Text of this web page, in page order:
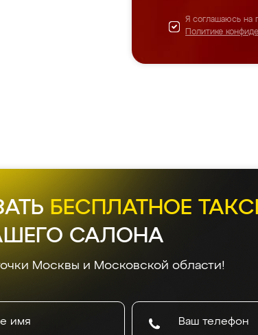
Я соглашаюсь на
Политике
БЕСПЛАТНОЕ
САЛОНА
Москвы и Московской области!